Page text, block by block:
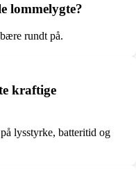
lommelygte?
rundt på.
kraftige
lysstyrke, batteritid og